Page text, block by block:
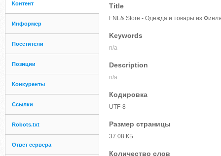
Контент
Информер
Посетители
Позиции
Конкуренты
Ссылки
Robots.txt
Ответ сервера
Title
FNL& Store - Одежда и товары из
Keywords
n/a
Description
n/a
Кодировка
UTF-8
Размер страницы
37.08 КБ
Количество слов